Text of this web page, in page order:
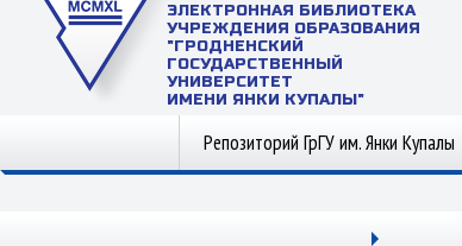
ЭЛЕКТРОННАЯ БИБЛИОТЕКА
УЧРЕЖДЕНИЯ ОБРАЗОВАНИЯ
"ГРОДНЕНСКИЙ
ГОСУДАРСТВЕННЫЙ
УНИВЕРСИТЕТ
ИМЕНИ ЯНКИ КУПАЛЫ"
Репозиторий ГрГУ им. Янки Купалы